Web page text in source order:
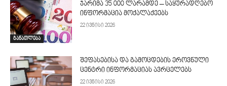
განათლება
ჯარიმა 35 000 ლარამდე – საყურადღებო
ინფორმაცია მოქალაქეებს
22 ივნისი 2026
შეფასებისა და გამოცდების ეროვნული
ცენტრი ინფორმაციას ავრცელებს
22 ივნისი 2026